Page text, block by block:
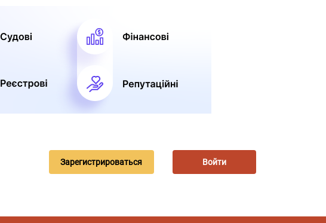
Зарегистрироваться Войти